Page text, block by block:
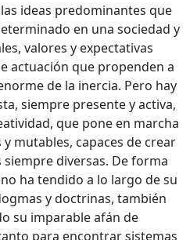
ideas predominantes que
en una sociedad y
valores y expectativas
actuación que propenden a
de la inercia. Pero hay
siempre presente y activa,
que pone en marcha
mutables, capaces de crear
diversas. De forma
ha tendido a lo largo de su
y doctrinas, también
su imparable afán de
para encontrar sistemas